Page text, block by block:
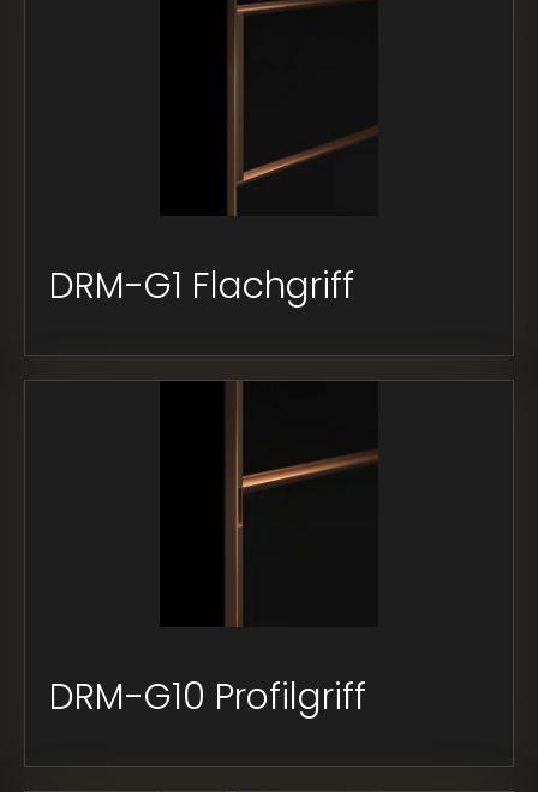
DRM-G1 Flachgriff
DRM-G10 Profilgriff